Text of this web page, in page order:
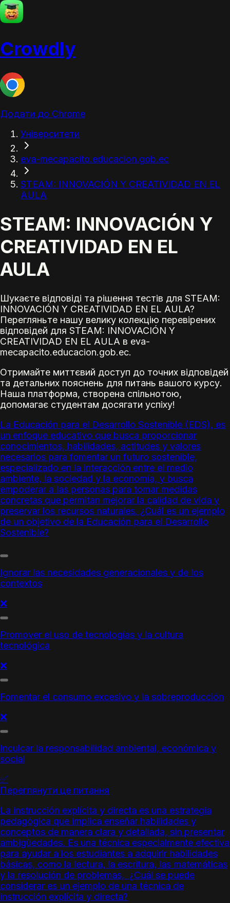
Crowdly
Додати до Chrome
Університети
eva-mecapacito.educacion.gob.ec
STEAM: INNOVACIÓN Y CREATIVIDAD EN EL
AULA
STEAM: INNOVACIÓN Y
CREATIVIDAD EN EL
AULA
Шукаєте відповіді та рішення тестів для STEAM:
INNOVACIÓN Y CREATIVIDAD EN EL AULA?
Перегляньте нашу велику колекцію перевірених
відповідей для STEAM: INNOVACIÓN Y
CREATIVIDAD EN EL AULA в eva-
mecapacito.educacion.gob.ec.
Отримайте миттєвий доступ до точних відповідей
та детальних пояснень для питань вашого курсу.
Наша платформа, створена спільнотою,
допомагає студентам досягати успіху!
La Educación para el Desarrollo Sostenible (EDS), es
un enfoque educativo que busca proporcionar
conocimientos, habilidades, actitudes y valores
necesarios para fomentar un futuro sostenible,
especializado en la interacción entre el medio
ambiente, la sociedad y la economía, y busca
empoderar a las personas para tomar medidas
concretas que permitan mejorar la calidad de vida y
preservar los recursos naturales. ¿Cuál es un ejemplo
de un objetivo de la Educación para el Desarrollo
Sostenible?
Ignorar las necesidades generacionales y de los
contextos
❌
Promover el uso de tecnologías y la cultura
tecnológica
❌
Fomentar el consumo excesivo y la sobreproducción
❌
Inculcar la responsabilidad ambiental, económica y
social
✅
Переглянути це питання
La instrucción explícita y directa es una estrategia
pedagógica que implica enseñar habilidades y
conceptos de manera clara y detallada, sin presentar
ambigüedades. Es una técnica especialmente efectiva
para ayudar a los estudiantes a adquirir habilidades
básicas, como la lectura, la escritura, las matemáticas
y la resolución de problemas, ¿Cuál se puede
considerar es un ejemplo de una técnica de
instrucción explícita y directa?